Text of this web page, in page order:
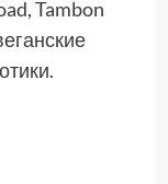
Tambon